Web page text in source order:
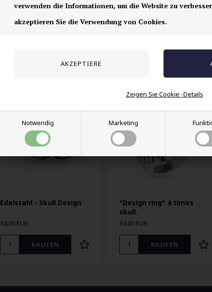
verwenden die Informationen, um die Website zu
akzeptieren Sie die Verwendung von Cookies.
Notwendig Marketing
Zeigen Sie Cookie -Details
Andere auch
Edelstahl - Skull Design
34,00 EUR
"Design ring" 4 times
skull.
34,00 EUR